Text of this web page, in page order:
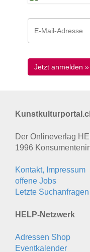
Der Onlineverlag
1996
Kontakt, Impressum
offene Jobs
Letzte Suchanfragen
HELP-Netzwerk
Adressen Shop
Eventkalender